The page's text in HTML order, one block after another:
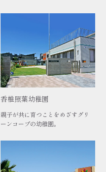
※1
香椎照葉幼稚園
親子が共に育つことをめざすグリ
ーンコープの幼稚園。